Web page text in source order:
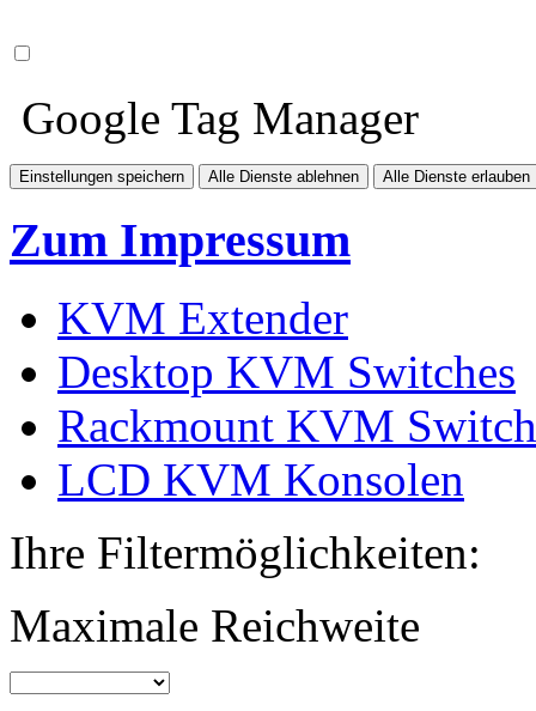
Google Tag Manager
Einstellungen speichern Alle Dienste ablehnen Alle Dienste erlauben
Zum Impressum
KVM Extender
Desktop KVM Switches
Rackmount KVM
LCD KVM Konsolen
Ihre Filtermöglichkeiten:
Maximale Reichweite